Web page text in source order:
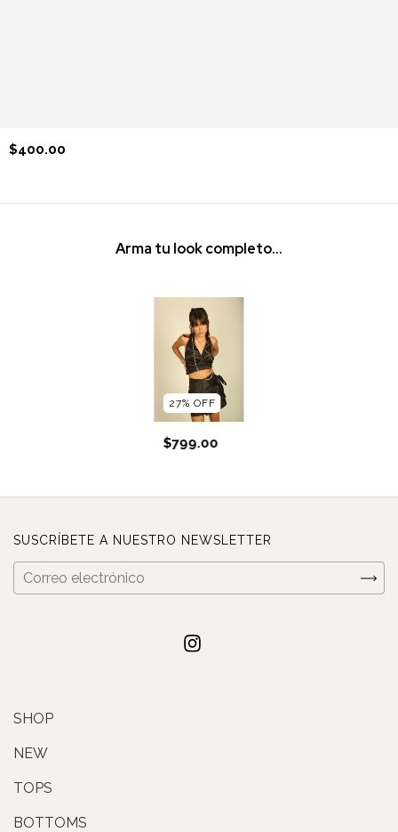
$400.00
Arma tu look completo...
27% OFF
$799.00
SUSCRÍBETE A NUESTRO NEWSLETTER
SHOP
NEW
TOPS
BOTTOMS